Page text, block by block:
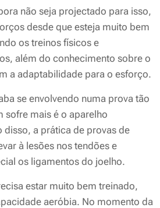
não seja projectado para isso,
desde que esteja muito bem
os treinos físicos e
além do conhecimento sobre o
a adaptabilidade para o esforço.
se envolvendo numa prova tão
sofre mais é o aparelho
a prática de provas de
à lesões nos tendões e
os ligamentos do joelho.
estar muito bem treinado,
aeróbia. No momento da